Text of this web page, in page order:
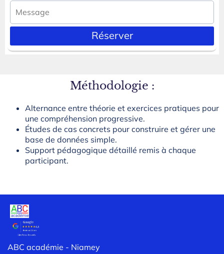
Réserver
Méthodologie :
Alternance entre théorie et exercices pratiques pour
une compréhension progressive.
Études de cas concrets pour construire et gérer une
base de données simple.
Support pédagogique détaillé remis à chaque
participant.
ABC académie - Niamey